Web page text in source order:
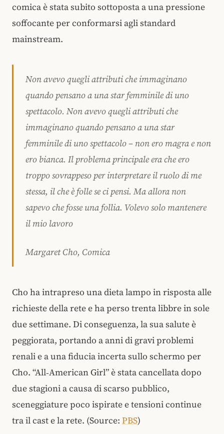
comica è stata subito sottoposta a una pressione
soffocante per conformarsi agli standard
mainstream.
Non avevo quegli attributi che immaginano
quando pensano a una star femminile di uno
spettacolo. Non avevo quegli attributi che
immaginano quando pensano a una star
femminile di uno spettacolo – non ero magra e non
ero bianca. Il problema principale era che ero
troppo sovrappeso per interpretare il ruolo di me
stessa, il che è folle se ci pensi. Ma allora non
sapevo che fosse una follia. Volevo solo mantenere
il mio lavoro
Margaret Cho, Comica
Cho ha intrapreso una dieta lampo in risposta alle
richieste della rete e ha perso trenta libbre in sole
due settimane. Di conseguenza, la sua salute è
peggiorata, portando a anni di gravi problemi
renali e a una fiducia incerta sullo schermo per
Cho. “All‑American Girl” è stata cancellata dopo
due stagioni a causa di scarso pubblico,
sceneggiature poco ispirate e tensioni continue
tra il cast e la rete. (Source: PBS)